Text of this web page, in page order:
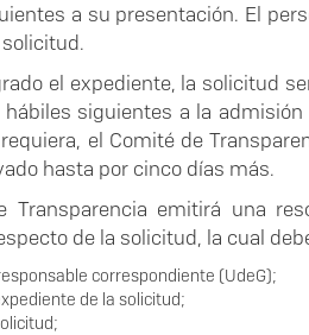
a su presentación. El
el expediente, la solicitud
siguientes a la
el Comité de
hasta por cinco días más.
Transparencia emitirá una
de la solicitud, la cual
correspondiente (UdeG);
de la solicitud;